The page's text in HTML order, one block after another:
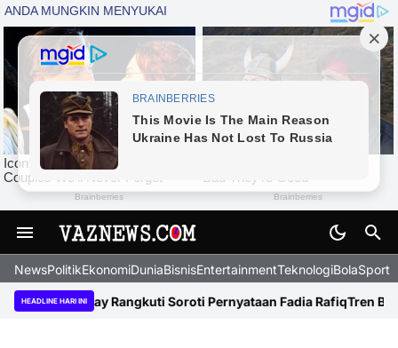
NewsPolitikEkonomiDuniaBisnisEntertainmentTeknologiBolaSport
HEADLINE HARI INI
Ray Rangkuti Soroti Pernyataan Fadia RafiqTren Baru 2026: